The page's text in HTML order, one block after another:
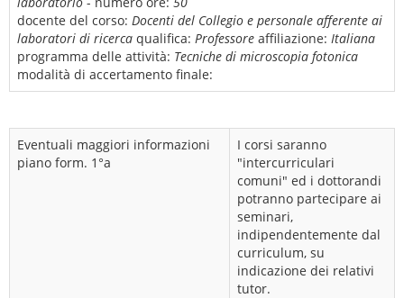
docente del corso: Docenti del Collegio e personale afferente ai
laboratori di ricerca qualifica: Professore affiliazione: Italiana
programma delle attività: Tecniche di microscopia fotonica
modalità di accertamento finale:
Eventuali maggiori informazioni
piano form. 1°a
I corsi saranno
"intercurriculari
comuni" ed i dottorandi
potranno partecipare ai
seminari,
indipendentemente dal
curriculum, su
indicazione dei relativi
tutor.